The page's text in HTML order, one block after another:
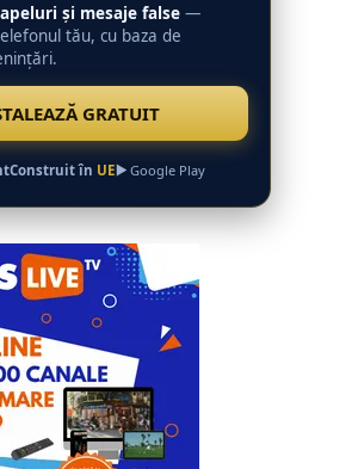
și mesaje false —
tău, cu baza de
GRATUIT
Construit în UE Google Play